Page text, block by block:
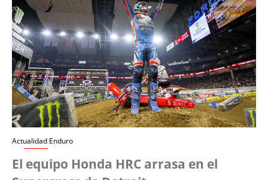
Actualidad Enduro
El equipo Honda HRC arrasa en el